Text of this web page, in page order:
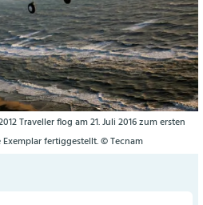
Traveller flog am 21. Juli 2016 zum ersten
fertiggestellt. © Tecnam